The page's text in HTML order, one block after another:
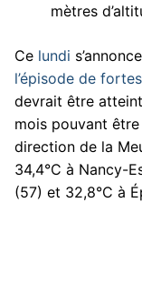
mètres
Ce lundi
l’épisode de
devrait être
mois pouvant
direction de la
34,4°C à Nancy-
(57) et 32,8°C à